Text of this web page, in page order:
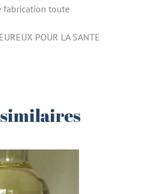
fabrication toute
POUR LA SANTE